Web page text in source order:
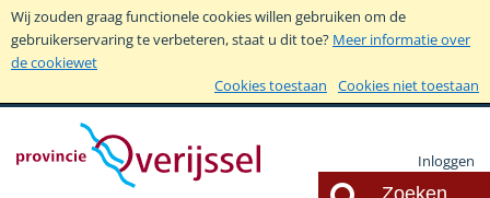
Wij zouden graag functionele cookies willen gebruiken om de
gebruikerservaring te verbeteren, staat u dit toe? Meer informatie over
de cookiewet
Cookies toestaan
Cookies niet toestaan
Inloggen